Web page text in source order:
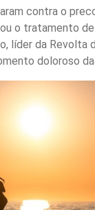
contra o
o tratamento
líder da Revolta
doloroso